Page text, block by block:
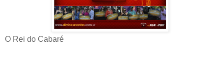
O Rei do Cabaré